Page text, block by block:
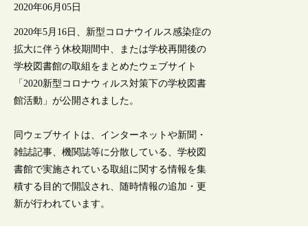
2020年06月05日
2020年5月16日、新型コロナウイルス感染症の
拡大に伴う休校期間中、または学校再開後の
学校図書館の取組をまとめたウェブサイト
「2020新型コロナウィルス対策下の学校図書
館活動」が公開されました。
同ウェブサイトは、インターネットや新聞・
雑誌記事、機関誌等に分散している、学校図
書館で実施されている取組に関する情報を集
積する目的で開設され、随時情報の追加・更
新が行われています。